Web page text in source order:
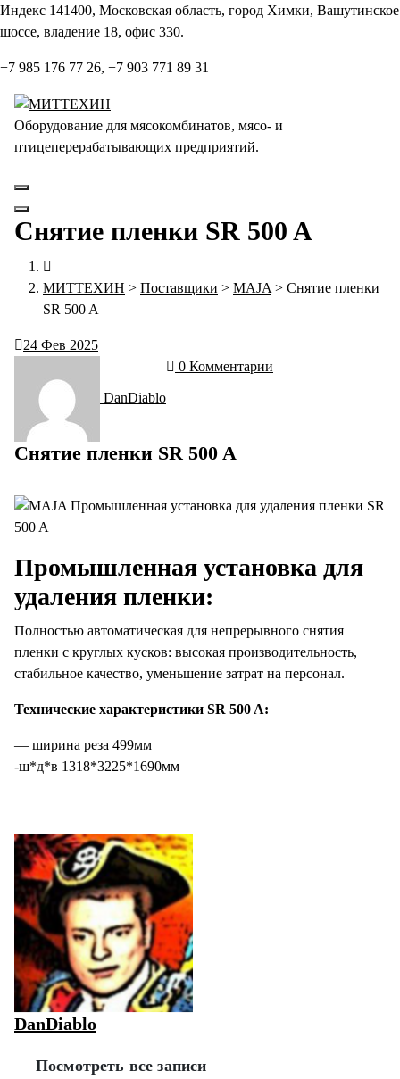
Перейти
к
Индекс 141400, Московская область, город Химки, Вашутинское
шоссе, владение 18, офис 330.
+7 985 176 77 26, +7 903 771 89 31
Оборудование для мясокомбинатов, мясо- и
птицеперерабатывающих предприятий.
Снятие пленки SR 500 A
МИТТЕХИН > Поставщики > MAJA > Снятие пленки
SR 500 A
24 Фев 2025
DanDiablo
0 Комментарии
Снятие пленки SR 500 A
Промышленная установка для
удаления пленки:
Полностью автоматическая для непрерывного снятия
пленки с круглых кусков: высокая производительность,
стабильное качество, уменьшение затрат на персонал.
Технические характеристики SR 500 A:
— ширина реза 499мм
-ш*д*в 1318*3225*1690мм
DanDiablo
Посмотреть все записи